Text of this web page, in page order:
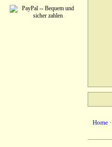
Home ·